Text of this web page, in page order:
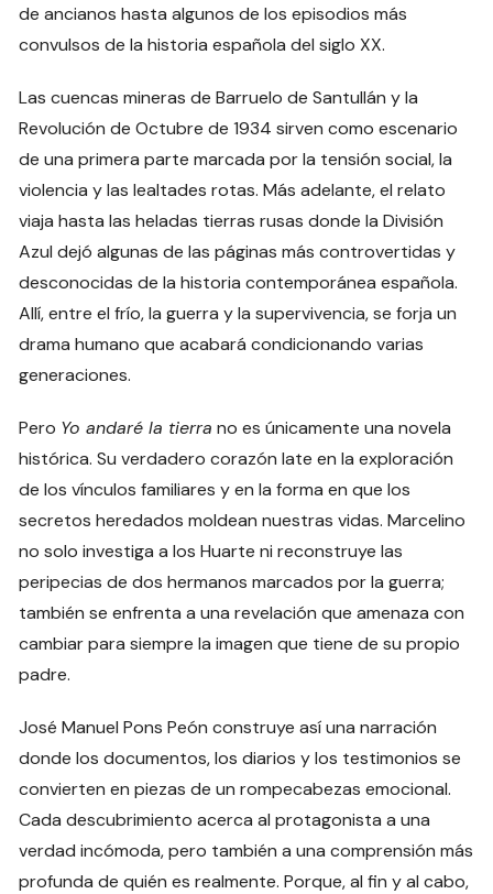
de ancianos hasta algunos de los episodios más
convulsos de la historia española del siglo XX.
Las cuencas mineras de Barruelo de Santullán y la
Revolución de Octubre de 1934 sirven como escenario
de una primera parte marcada por la tensión social, la
violencia y las lealtades rotas. Más adelante, el relato
viaja hasta las heladas tierras rusas donde la División
Azul dejó algunas de las páginas más controvertidas y
desconocidas de la historia contemporánea española.
Allí, entre el frío, la guerra y la supervivencia, se forja un
drama humano que acabará condicionando varias
generaciones.
Pero Yo andaré la tierra no es únicamente una novela
histórica. Su verdadero corazón late en la exploración
de los vínculos familiares y en la forma en que los
secretos heredados moldean nuestras vidas. Marcelino
no solo investiga a los Huarte ni reconstruye las
peripecias de dos hermanos marcados por la guerra;
también se enfrenta a una revelación que amenaza con
cambiar para siempre la imagen que tiene de su propio
padre.
José Manuel Pons Peón construye así una narración
donde los documentos, los diarios y los testimonios se
convierten en piezas de un rompecabezas emocional.
Cada descubrimiento acerca al protagonista a una
verdad incómoda, pero también a una comprensión más
profunda de quién es realmente. Porque, al fin y al cabo,